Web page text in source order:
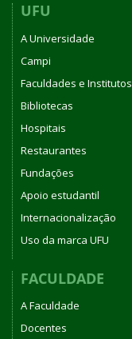
UFU
A Universidade
Campi
Faculdades e Institutos
Bibliotecas
Hospitais
Restaurantes
Fundações
Apoio estudantil
Internacionalização
Uso da marca UFU
FACULDADE
A Faculdade
Docentes